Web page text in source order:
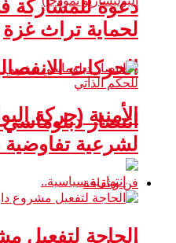
الحركات
الأمنية (حركة
دعوة للمشاركة
لحماية تراث غزة
انتصار
لشرعية تفاوضية
فن و ثقافة
الحاجة لتفعيل